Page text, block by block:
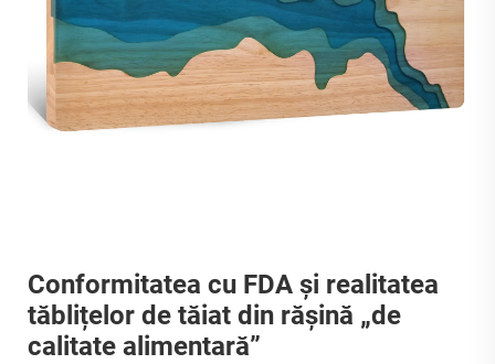
Conformitatea cu FDA și realitatea
tăblițelor de tăiat din rășină „de
calitate alimentară”